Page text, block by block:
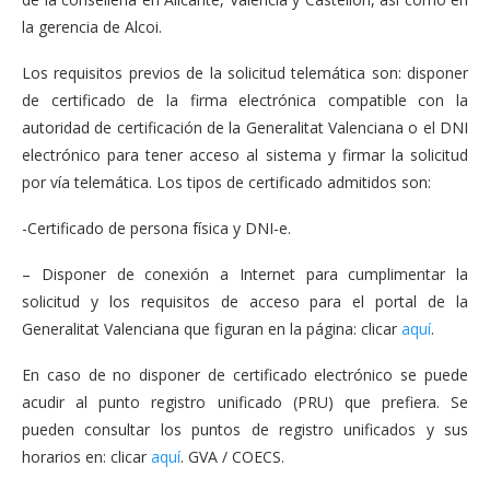
la gerencia de Alcoi.
Los requisitos previos de la solicitud telemática son: disponer
de certificado de la firma electrónica compatible con la
autoridad de certificación de la Generalitat Valenciana o el DNI
electrónico para tener acceso al sistema y firmar la solicitud
por vía telemática. Los tipos de certificado admitidos son:
-Certificado de persona física y DNI-e.
– Disponer de conexión a Internet para cumplimentar la
solicitud y los requisitos de acceso para el portal de la
Generalitat Valenciana que figuran en la página: clicar aquí.
En caso de no disponer de certificado electrónico se puede
acudir al punto registro unificado (PRU) que prefiera. Se
pueden consultar los puntos de registro unificados y sus
horarios en: clicar aquí. GVA / COECS.